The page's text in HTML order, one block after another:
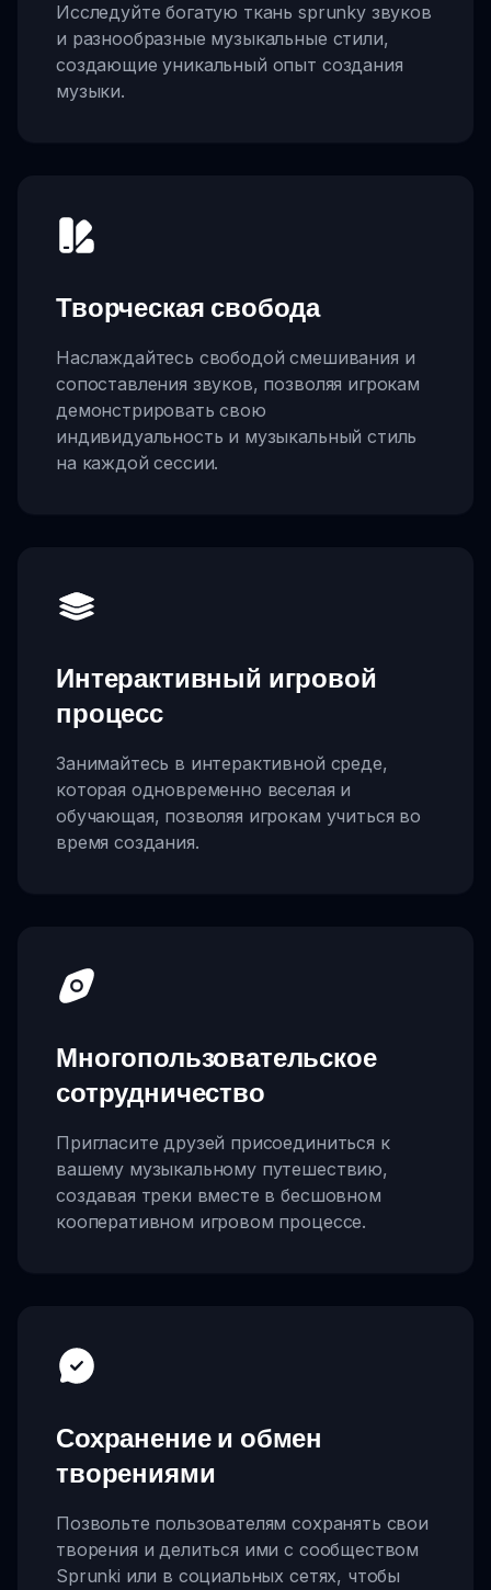
Исследуйте богатую ткань sprunky звуков
и разнообразные музыкальные стили,
создающие уникальный опыт создания
музыки.
Творческая свобода
Наслаждайтесь свободой смешивания и
сопоставления звуков, позволяя игрокам
демонстрировать свою
индивидуальность и музыкальный стиль
на каждой сессии.
Интерактивный игровой
процесс
Занимайтесь в интерактивной среде,
которая одновременно веселая и
обучающая, позволяя игрокам учиться во
время создания.
Многопользовательское
сотрудничество
Пригласите друзей присоединиться к
вашему музыкальному путешествию,
создавая треки вместе в бесшовном
кооперативном игровом процессе.
Сохранение и обмен
творениями
Позвольте пользователям сохранять свои
творения и делиться ими с сообществом
Sprunki или в социальных сетях, чтобы